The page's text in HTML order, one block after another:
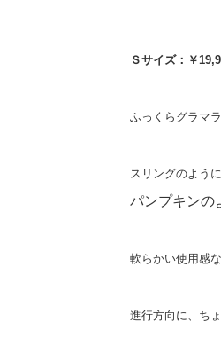
Ｓサイズ：￥
ふっくらグラマ
スリングのよう
パンプキンの
軟らかい使用感
進行方向に、ち